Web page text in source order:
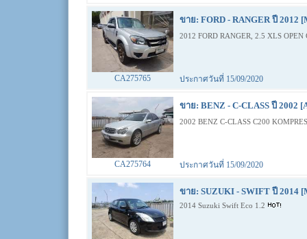
ขาย: FORD - RANGER ปี 2012
2012 FORD RANGER, 2.5 XLS
CA275765 ประกาศวันที่ 15/09/2020
ขาย: BENZ - C-CLASS ปี 2002
2002 BENZ C-CLASS C200
CA275764 ประกาศวันที่ 15/09/2020
ขาย: SUZUKI - SWIFT ปี 2014
2014 Suzuki Swift Eco 1.2